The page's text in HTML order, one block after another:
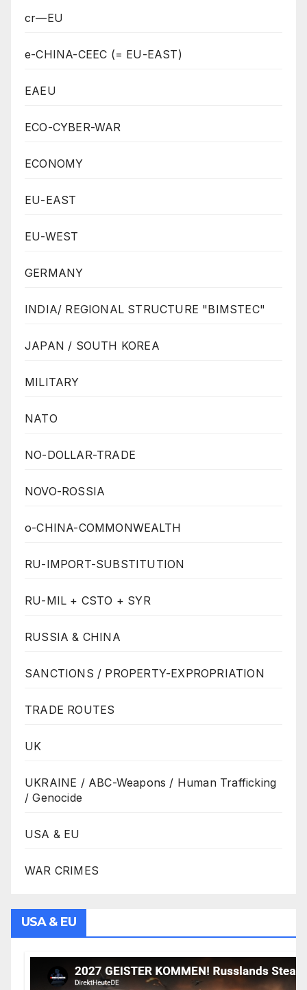
cr—EU
e-CHINA-CEEC (= EU-EAST)
EAEU
ECO-CYBER-WAR
ECONOMY
EU-EAST
EU-WEST
GERMANY
INDIA/ REGIONAL STRUCTURE "BIMSTEC"
JAPAN / SOUTH KOREA
MILITARY
NATO
NO-DOLLAR-TRADE
NOVO-ROSSIA
o-CHINA-COMMONWEALTH
RU-IMPORT-SUBSTITUTION
RU-MIL + CSTO + SYR
RUSSIA & CHINA
SANCTIONS / PROPERTY-EXPROPRIATION
TRADE ROUTES
UK
UKRAINE / ABC-Weapons / Human Trafficking
/ Genocide
USA & EU
WAR CRIMES
USA & EU